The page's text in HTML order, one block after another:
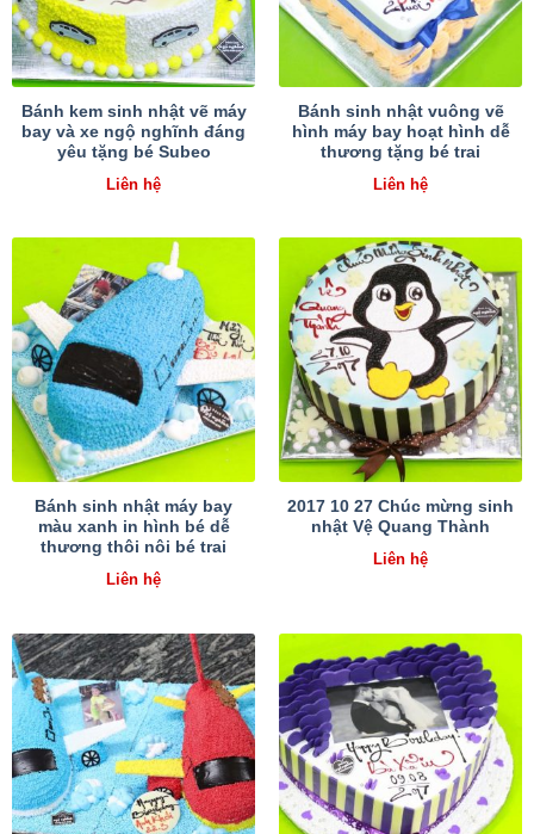
Bánh kem sinh nhật vẽ máy
bay và xe ngộ nghĩnh đáng
yêu tặng bé Subeo
Liên hệ
Bánh sinh nhật vuông vẽ
hình máy bay hoạt hình dễ
thương tặng bé trai
Liên hệ
Bánh sinh nhật máy bay
màu xanh in hình bé dễ
thương thôi nôi bé trai
Liên hệ
2017 10 27 Chúc mừng sinh
nhật Vệ Quang Thành
Liên hệ